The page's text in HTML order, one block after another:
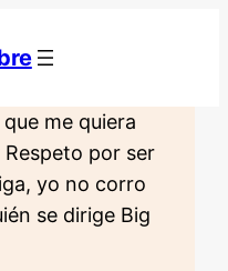
me quiera
Respeto por ser
yo no corro
se dirige Big